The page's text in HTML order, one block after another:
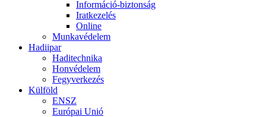
Információ-biztonság
Iratkezelés
Online
Munkavédelem
Hadiipar
Haditechnika
Honvédelem
Fegyverkezés
Külföld
ENSZ
Európai Unió